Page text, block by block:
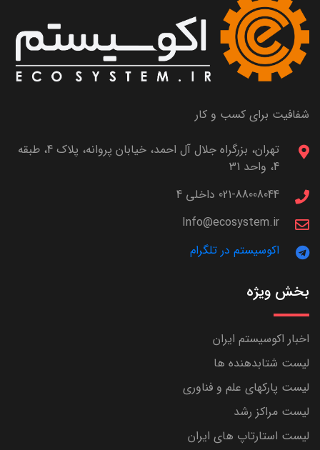
شفافیت برای کسب و کار
تهران، بزرگراه جلال آل احمد، خیابان پروانه، پلاک 4، طبقه
4، واحد 31
021-88008044 داخلی 4
Info@ecosystem.ir
اکوسیستم در تلگرام
بخش ویژه
اخبار اکوسیستم ایران
لیست شتابدهنده ها
لیست پارکهای علم و فناوری
لیست مراکز رشد
لیست استارتاپ های ایران